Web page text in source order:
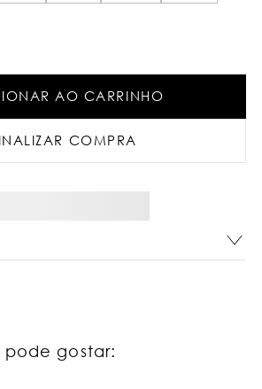
AO CARRINHO
COMPRA
gostar: